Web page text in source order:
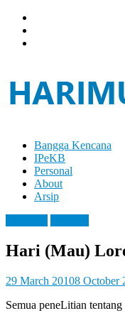
Skip
content
Hari
Mulya
Brain
Can
Analyze
It
Your
Brain
Bangga Kencana
IPeKB
Personal
About
Arsip
Hari (Mau)
29 March 20108 October
Semua peneLitian tentang